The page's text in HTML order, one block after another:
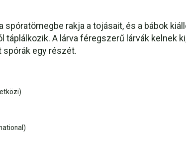
spóratömegbe rakja a tojásait, és a bábok
A lárva féregszerű lárvák kelnek
spórák egy részét.